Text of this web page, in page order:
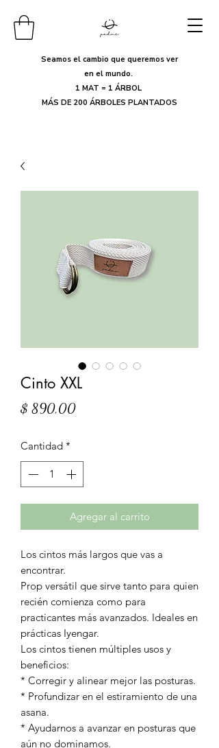
Seamos el cambio que queremos ver
en el mundo.
1 MAT = 1 ÁRBOL
MÁS DE 200 ÁRBOLES PLANTADOS
Cinto XXL
$ 890,00Precio
Cantidad *
Agregar al carrito
Los cintos más largos que vas a
encontrar.
Prop versátil que sirve tanto para quien
recién comienza como para
practicantes más avanzados. Ideales en
prácticas Iyengar.
Los cintos tienen múltiples usos y
beneficios:
* Corregir y alinear mejor las posturas.
* Profundizar en el estiramiento de una
asana.
* Ayudarnos a avanzar en posturas que
aún no dominamos.